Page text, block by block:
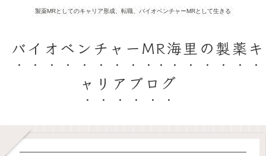
製薬MRとしてのキャリア形成、転職、バイオベンチャーMRとして生きる
バイオベンチャーMR海里の製薬キ
ャリアブログ